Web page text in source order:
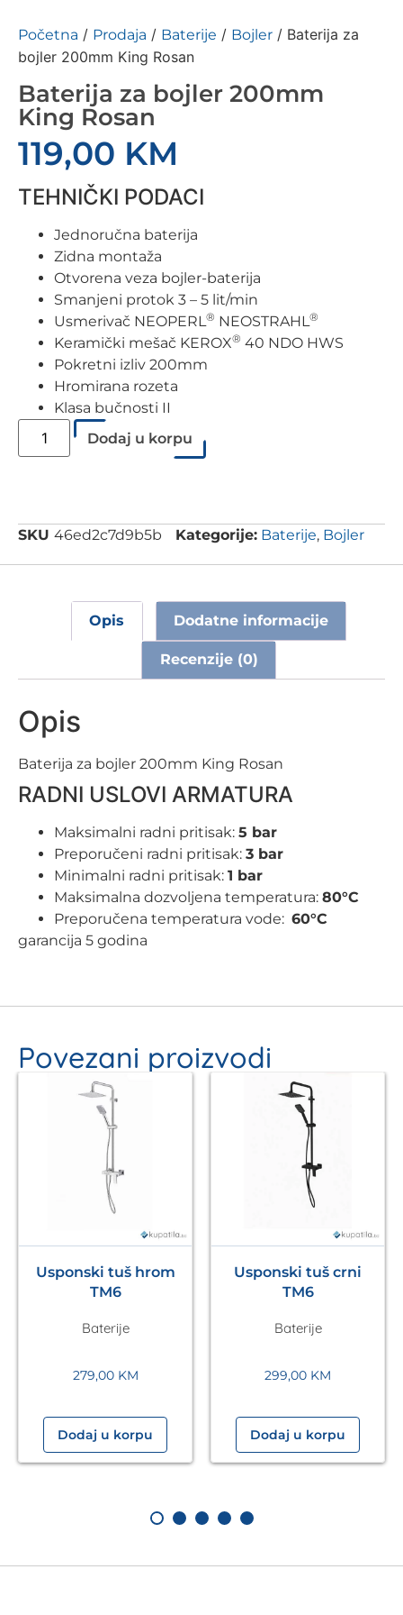
Početna / Prodaja / Baterije / Bojler / Baterija za
bojler 200mm King Rosan
Baterija za bojler 200mm
King Rosan
119,00 KM
TEHNIČKI PODACI
Jednoručna baterija
Zidna montaža
Otvorena veza bojler-baterija
Smanjeni protok 3 – 5 lit/min
Usmerivač NEOPERL® NEOSTRAHL®
Keramički mešač KEROX® 40 NDO HWS
Pokretni izliv 200mm
Hromirana rozeta
Klasa bučnosti II
Dodaj u korpu
SKU 46ed2c7d9b5b Kategorije: Baterije, Bojler
Opis Dodatne informacije
Recenzije (0)
Opis
Baterija za bojler 200mm King Rosan
RADNI USLOVI ARMATURA
Maksimalni radni pritisak: 5 bar
Preporučeni radni pritisak: 3 bar
Minimalni radni pritisak: 1 bar
Maksimalna dozvoljena temperatura: 80°C
Preporučena temperatura vode: 60°C
garancija 5 godina
Povezani proizvodi
Usponski tuš hrom
TM6
Baterije
279,00 KM
Dodaj u korpu
Usponski tuš crni
TM6
Baterije
299,00 KM
Dodaj u korpu